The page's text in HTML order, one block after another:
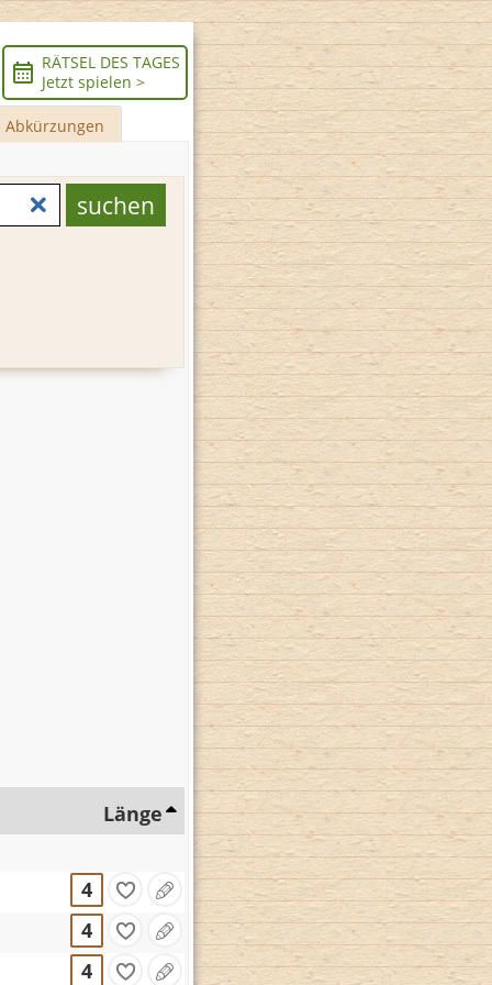
RÄTSEL DES TAGES
Jetzt spielen >
Abkürzungen
Länge
4
4
4